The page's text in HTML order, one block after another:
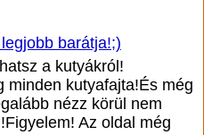
barátja!;)
a kutyákról!
minden kutyafajta!És még
nézz körül nem
Az oldal még